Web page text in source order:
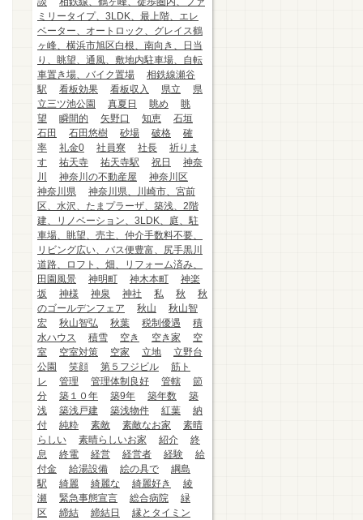
ミリータイプ、3LDK、最上階、エレ
ベーター、オートロック、グレイス鶴
ヶ峰、横浜市旭区白根、南向き、日当
り、眺望、通風、敷地内駐車場、自転
車置き場、バイク置場
相鉄線瀬谷
駅
看板効果 看板収入 県立
県
立三ツ池公園
真夏日 眺め
眺
望
瞬間的 矢野口 知恵
石垣
石田
石田悠樹 砂場 破格
確
率
礼金0 社員寮 社長
祈りま
す
祐天寺 祐天寺駅 祝日
神奈
川
神奈川の不動産屋
神奈川区
神奈川県
神奈川県、川崎市、宮前
区、水沢、たまプラーザ、築浅、2階
建、リノベーション、3LDK、庭、駐
車場、眺望、売主、仲介手数料不要、
リビング広い、バス便豊富、尻手黒川
道路、ロフト、畑、リフォーム済み、
田園風景
神明町 神木本町
神楽
坂
神様 神泉 神社 私 秋
秋
のゴールデンフェア
秋山
秋山智
宏
秋山智弘 秋葉 税制優遇
積
水ハウス
積雪 空き 空き家
空
室
空室対策 空家 立地
立野台
公園
笑顔 第５フジビル
筋ト
レ
管理 管理体制良好 管轄
節
分
築１０年 築9年 築年数
築
浅
築浅戸建 築浅物件 紅葉
納
付
純粋 素敵 素敵なお家
素晴
らしい
素晴らしいお家 紹介
終
息
終電 経営 経営者 経験
給
付金
給湯設備 絵の具で
綱島
駅
綺麗 綺麗な 綺麗好き
綾
瀬
緊急事態宣言 総合病院
緑
区
締結 締結日
縁とタイミン